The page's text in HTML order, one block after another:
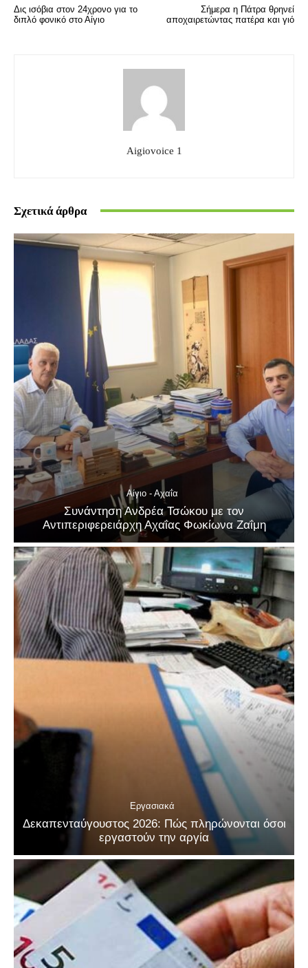
Δις ισόβια στον 24χρονο για το
διπλό φονικό στο Αίγιο
Σήμερα η Πάτρα θρηνεί
αποχαιρετώντας πατέρα και γιό
Aigiovoice 1
Σχετικά άρθρα
Αίγιο - Αχαΐα
Συνάντηση Ανδρέα Τσώκου με τον
Αντιπεριφερειάρχη Αχαΐας Φωκίωνα Ζαΐμη
Εργασιακά
Δεκαπενταύγουστος 2026: Πώς πληρώνονται όσοι
εργαστούν την αργία